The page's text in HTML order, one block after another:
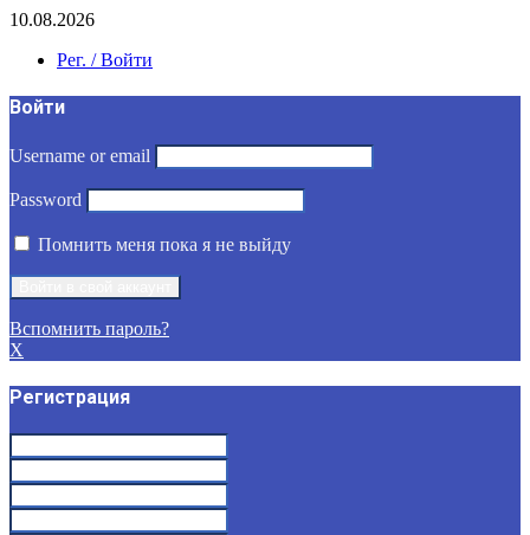
10.08.2026
Рег. / Войти
Войти
Username or email
Password
Помнить меня пока я не выйду
Вспомнить пароль?
X
Регистрация